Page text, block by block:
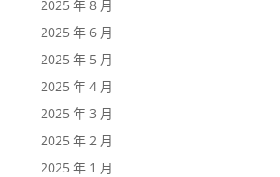
2025 年 8 月
2025 年 6 月
2025 年 5 月
2025 年 4 月
2025 年 3 月
2025 年 2 月
2025 年 1 月